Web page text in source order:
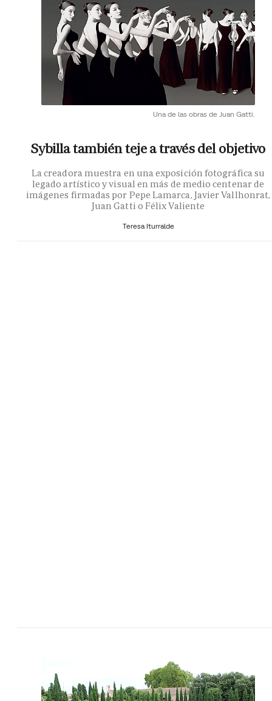
Una de las obras de Juan Gatti.
Sybilla también teje a través del objetivo
La creadora muestra en una exposición fotográfica su
legado artístico y visual en más de medio centenar de
imágenes firmadas por Pepe Lamarca, Javier Vallhonrat,
Juan Gatti o Félix Valiente
Teresa Iturralde